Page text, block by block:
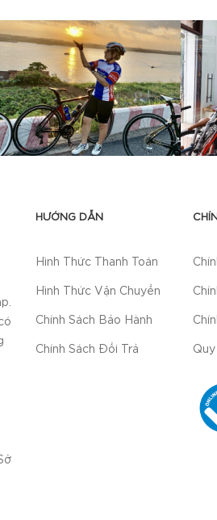
HƯỚNG DẪN
Hình Thức Thanh Toán
Hình Thức Vận Chuyển
Chính Sách Bảo Hành
Chính Sách Đổi Trả